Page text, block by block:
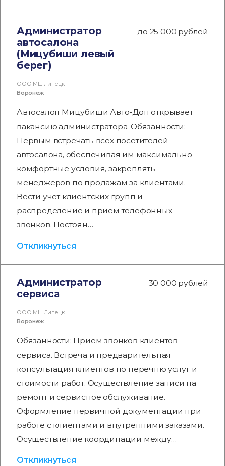
Администратор
автосалона
(Мицубиши левый
берег)
до 25 000 рублей
ООО МЦ Липецк
Воронеж
Автосалон Мицубиши Авто-Дон открывает
вакансию администратора. Обязанности:
Первым встречать всех посетителей
автосалона, обеспечивая им максимально
комфортные условия, закреплять
менеджеров по продажам за клиентами.
Вести учет клиентских групп и
распределение и прием телефонных
звонков. Постоян…
Откликнуться
Администратор
сервиса
30 000 рублей
ООО МЦ Липецк
Воронеж
Обязанности: Прием звонков клиентов
сервиса. Встреча и предварительная
консультация клиентов по перечню услуг и
стоимости работ. Осуществление записи на
ремонт и сервисное обслуживание.
Оформление первичной документации при
работе с клиентами и внутренними заказами.
Осуществление координации между…
Откликнуться